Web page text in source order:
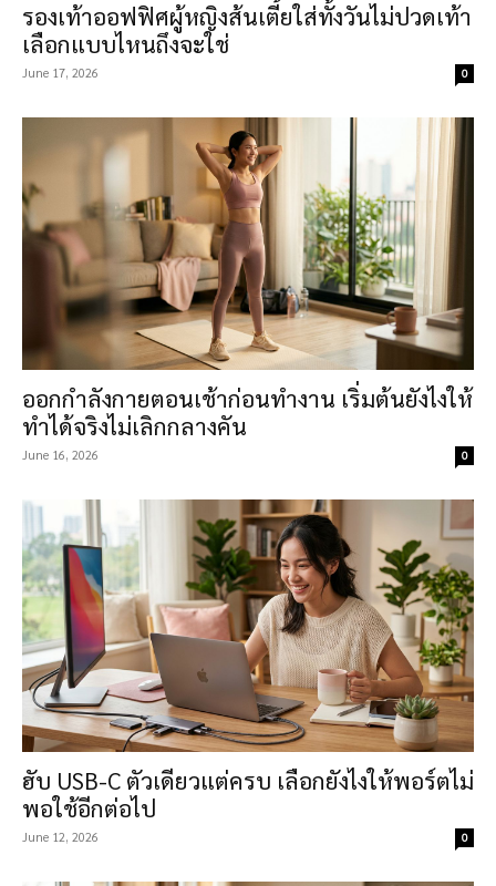
รองเท้าออฟฟิศผู้หญิงส้นเตี้ยใส่ทั้งวันไม่ปวดเท้า
เลือกแบบไหนถึงจะใช่
June 17, 2026 0
ออกกำลังกายตอนเช้าก่อนทำงาน เริ่มต้นยังไงให้
ทำได้จริงไม่เลิกกลางคัน
June 16, 2026 0
ฮับ USB-C ตัวเดียวแต่ครบ เลือกยังไงให้พอร์ตไม่
พอใช้อีกต่อไป
June 12, 2026 0